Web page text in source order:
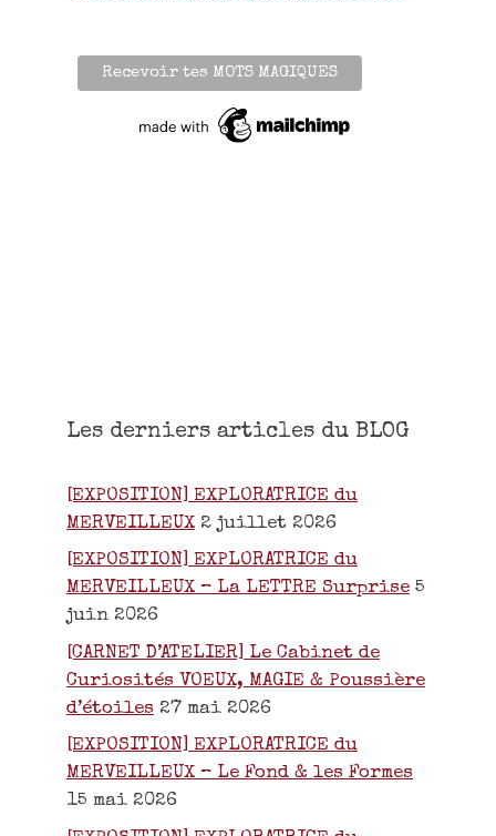
Les derniers articles du BLOG
[EXPOSITION] EXPLORATRICE du
MERVEILLEUX 2 juillet 2026
[EXPOSITION] EXPLORATRICE du
MERVEILLEUX – La LETTRE Surprise 5
juin 2026
[CARNET D’ATELIER] Le Cabinet de
Curiosités VOEUX, MAGIE & Poussière
d’étoiles 27 mai 2026
[EXPOSITION] EXPLORATRICE du
MERVEILLEUX – Le Fond & les Formes
15 mai 2026